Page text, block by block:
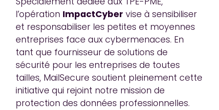
l’opération ImpactCyber vise à sensibiliser
et responsabiliser les petites et moyennes
entreprises face aux cybermenaces. En
tant que fournisseur de solutions de
sécurité pour les entreprises de toutes
tailles, MailSecure soutient pleinement cette
initiative qui rejoint notre mission de
protection des données professionnelles.